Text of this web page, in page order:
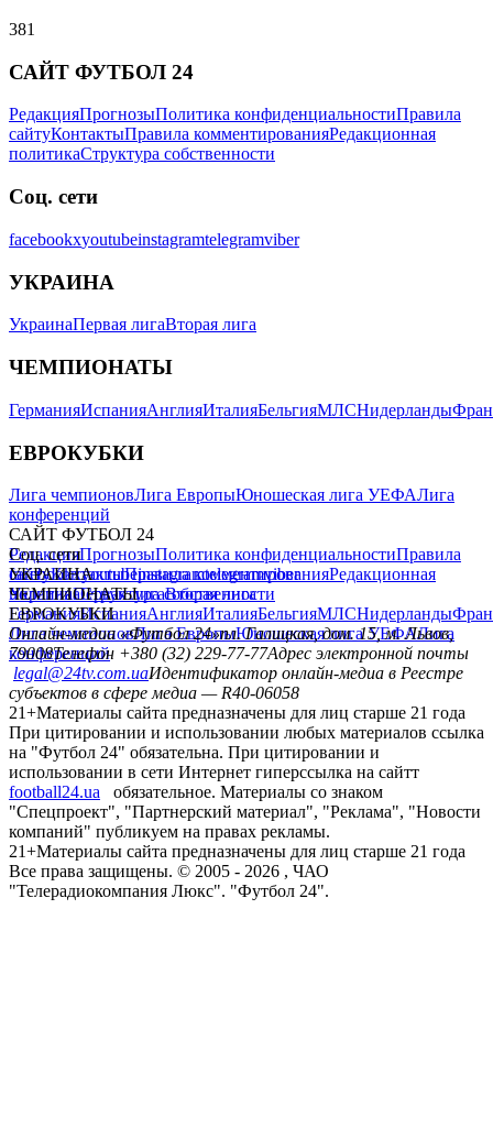
381
САЙТ ФУТБОЛ 24
РедакцияПрогнозыПолитика конфиденциальностиПравила
сайтуКонтактыПравила комментированияРедакционная
политикаСтруктура собственности
Соц. сети
facebookxyoutubeinstagramtelegramviber
УКРАИНА
УкраинаПервая лигаВторая лига
ЧЕМПИОНАТЫ
ГерманияИспанияАнглияИталияБельгияМЛСНидерланды
ЕВРОКУБКИ
Лига чемпионовЛига ЕвропыЮношеская лига УЕФАЛига
конференций
САЙТ ФУТБОЛ 24
РедакцияПрогнозыПолитика конфиденциальностиПравила
сайтуКонтактыПравила комментированияРедакционная
политикаСтруктура собственности
Соц. сети
facebookxyoutubeinstagramtelegramviber
УКРАИНА
УкраинаПервая лигаВторая лига
ЧЕМПИОНАТЫ
ГерманияИспанияАнглияИталияБельгияМЛСНидерланды
ЕВРОКУБКИ
Лига чемпионовЛига ЕвропыЮношеская лига УЕФАЛига
конференций
Онлайн-медиа «Футбол 24»пл. Галицкая, дом. 15, м. Львов,
79008Телефон +380 (32) 229-77-77Адрес электронной почты
legal@24tv.com.uaИдентификатор онлайн-медиа в Реестре
субъектов в сфере медиа — R40-06058
21+Материалы сайта предназначены для лиц старше 21 года
При цитировании и использовании любых материалов ссылка
на "Футбол 24" обязательна. При цитировании и
использовании в сети Интернет гиперссылка на сайтт
football24.ua
обязательное. Материалы со знаком
"Спецпроект", "Партнерский материал", "Реклама", "Новости
компаний" публикуем на правах рекламы.
21+Материалы сайта предназначены для лиц старше 21 года
Все права защищены. © 2005 - 2026 , ЧАО
"Телерадиокомпания Люкс". "Футбол 24".